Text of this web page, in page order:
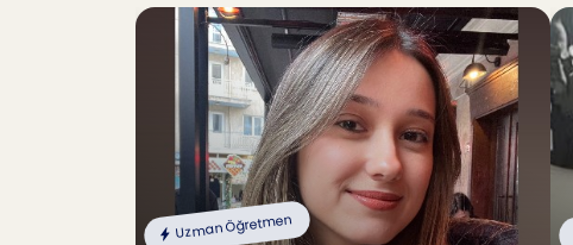
Uzman Öğretmen